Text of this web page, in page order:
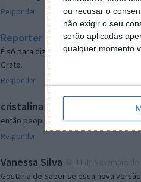
ou recusar o
não exigir o seu
serão aplicadas
qualquer momento
Responder
Reporter 7 de Novembro de 2005 às
É só para dizer que ainda não me
Grato.
Responder
cristalina 11 de Novembro de 2005
então people
Responder
Vanessa Silva
Gostaria de Saber se essa nova